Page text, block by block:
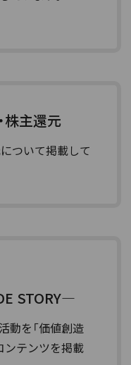
株主還元
ついて掲載して
STORY―
動を「価値創造
ンテンツを掲載